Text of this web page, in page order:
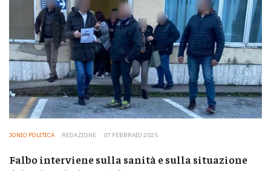
JONIO POLITICA REDAZIONE 07 FEBBRAIO 2025
Falbo interviene sulla sanità e sulla situazione